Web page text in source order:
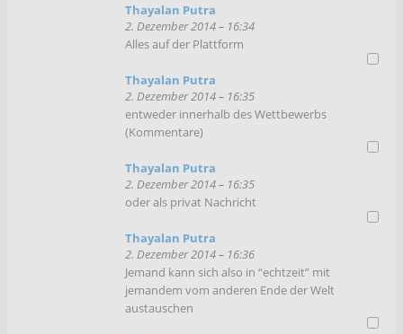
Thayalan Putra
2. Dezember 2014 – 16:34
Alles auf der Plattform
Thayalan Putra
2. Dezember 2014 – 16:35
entweder innerhalb des Wettbewerbs
(Kommentare)
Thayalan Putra
2. Dezember 2014 – 16:35
oder als privat Nachricht
Thayalan Putra
2. Dezember 2014 – 16:36
Jemand kann sich also in “echtzeit” mit
jemandem vom anderen Ende der Welt
austauschen